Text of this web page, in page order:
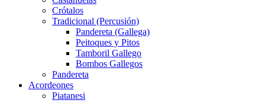
Crótalos
Tradicional (Percusión)
Pandereta (Gallega)
Peitoques y Pitos
Tamboril Gallego
Bombos Gallegos
Pandereta
Acordeones
Piatanesi